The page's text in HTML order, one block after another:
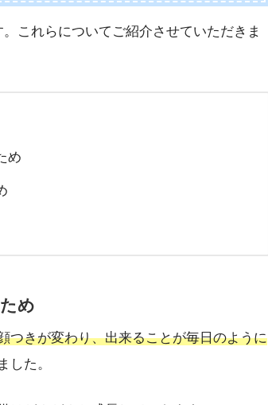
これらについてご紹介させていただきま
め
め
つきが変わり、出来ることが毎日のように
した。